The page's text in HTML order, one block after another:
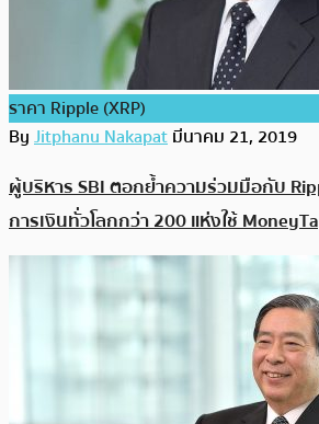
ราคา Ripple (XRP)
ByJitphanu Nakapatมีนาคม 21, 2019
ผู้บริหาร SBI ตอกย้ำความร่วมมือกับ
การเงินทั่วโลกกว่า 200 แห่งใช้